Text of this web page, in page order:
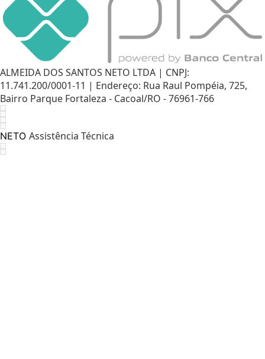
ALMEIDA DOS SANTOS NETO LTDA | CNPJ:
11.741.200/0001-11 | Endereço: Rua Raul Pompéia, 725,
Bairro Parque Fortaleza - Cacoal/RO - 76961-766
NETO Assistência Técnica